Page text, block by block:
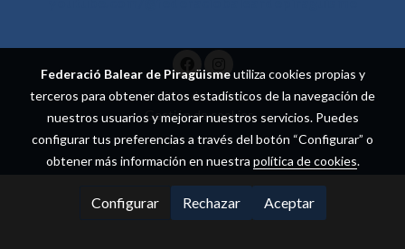
Política de cookies
Gestión de cookies
Federació Balear de Piragüismeutiliza cookies propias y
terceros para obtener datos estadísticos de la navegación de
nuestros usuarios y mejorar nuestros servicios. Puedes
configurar tus preferencias a través del botón “Configurar” o
obtener más información en nuestra política de cookies.
Configurar Rechazar Aceptar